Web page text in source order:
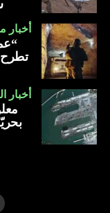
أخبار
تطرح
أخبار